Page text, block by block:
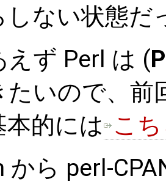
しない状態だ
えず Perl は (
たいので、前
本的には こ
から perl-